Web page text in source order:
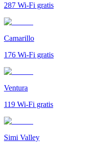
287 Wi-Fi gratis
Camarillo
176 Wi-Fi gratis
Ventura
119 Wi-Fi gratis
Simi Valley